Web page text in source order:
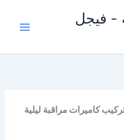
- فيجل
كاميرات مراقبة ليلية